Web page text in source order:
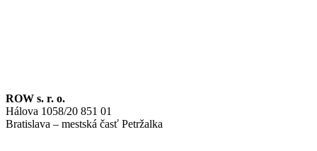
ROW s. r. o.
Hálova 1058/20 851 01
Bratislava – mestská časť Petržalka